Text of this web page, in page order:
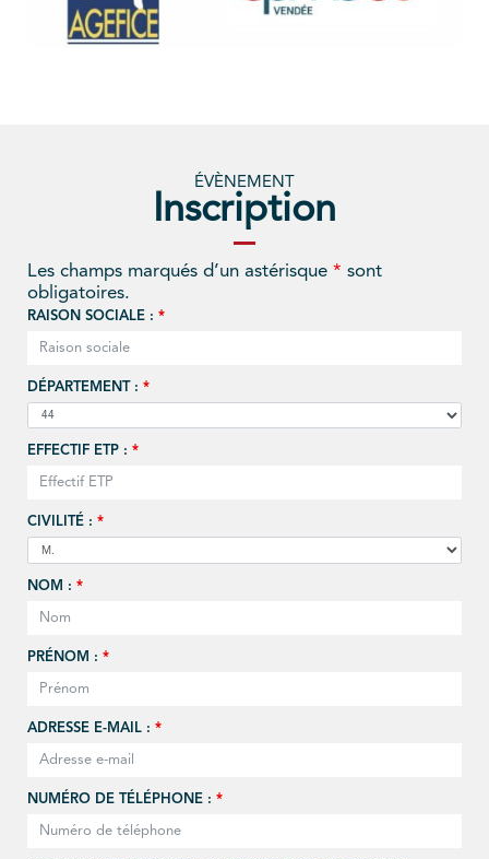
ÉVÈNEMENT
Inscription
Les champs marqués d’un astérisque * sont
obligatoires.
RAISON SOCIALE : *
DÉPARTEMENT : *
EFFECTIF ETP : *
CIVILITÉ : *
NOM : *
PRÉNOM : *
ADRESSE E-MAIL : *
NUMÉRO DE TÉLÉPHONE : *